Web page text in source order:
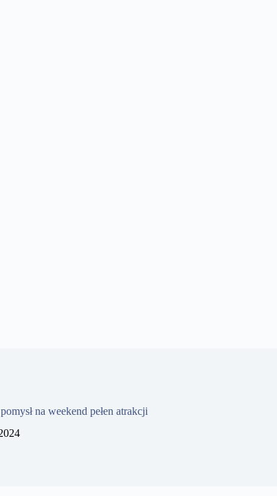
na weekend pełen atrakcji